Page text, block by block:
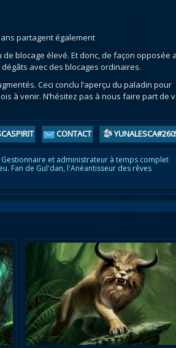
partagent également
blocage élevé. Et donc, de façon opposée
avec des blocages ordinaires.
Ceci conclu l’aperçu du paladin pour
à venir. N’hésitez pas à nous faire part de
CONTACT
et administrateur à temps complet
Fan de Gul'dan, l'Anéantisseur des rêves